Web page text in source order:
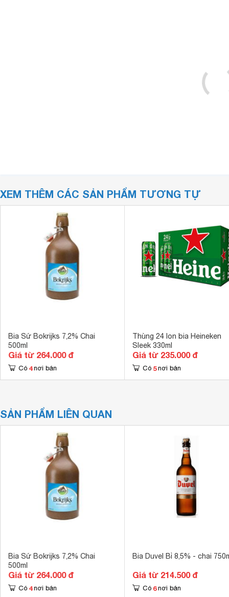
XEM THÊM CÁC SẢN PHẨM TƯƠNG TỰ
Bia Sứ Bokrijks 7,2% Chai
500ml
Giá từ 264.000 đ
Có 4 nơi bán
Thùng 24 lon bia Heineken
Sleek 330ml
Giá từ 235.000 đ
Có 5 nơi bán
SẢN PHẨM LIÊN QUAN
Bia Sứ Bokrijks 7,2% Chai
500ml
Giá từ 264.000 đ
Có 4 nơi bán
Bia Duvel Bỉ 8,5% - chai
Giá từ 214.500 đ
Có 6 nơi bán